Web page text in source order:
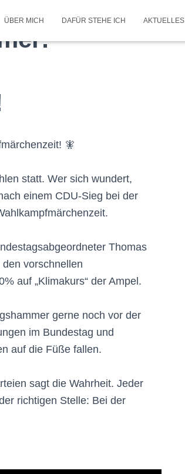
ÜBER MICH DAFÜR STEHE ICH AKTUELLES
🧚
statt. Wer sich wundert,
einem CDU-Sieg bei der
Thomas
vorschnellen
auf „Klimakurs“ der Ampel.
gerne noch vor der
im Bundestag und
auf die Füße fallen.
sagt die Wahrheit. Jeder
richtigen Stelle: Bei der